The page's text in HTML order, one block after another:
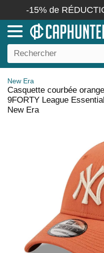
-15% de
New Era
Casquette courbée
9FORTY League
New Era